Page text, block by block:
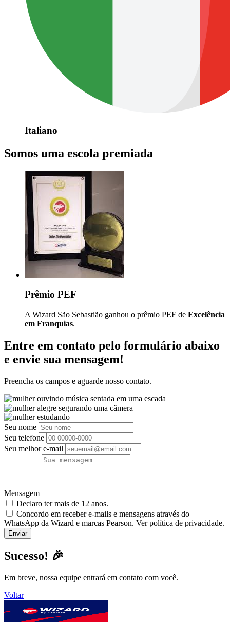
Italiano
Somos uma escola premiada
Prêmio PEF
A Wizard São Sebastião ganhou o prêmio PEF de Excelência
em Franquias.
Entre em contato pelo formulário abaixo
e envie sua mensagem!
Preencha os campos e aguarde nosso contato.
Seu nome
Seu telefone
Seu melhor e-mail
Mensagem
Declaro ter mais de 12 anos.
Concordo em receber e-mails e mensagens através do
WhatsApp da Wizard e marcas Pearson. Ver política de privacidade.
Sucesso! 🎉
Em breve, nossa equipe entrará em contato com você.
Voltar